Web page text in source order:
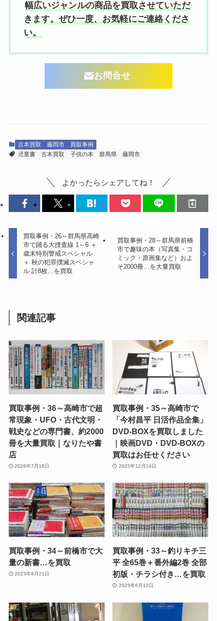
幅広いジャンルの商品を買取させていただ
きます。ぜひ一度、お気軽にご連絡くださ
い。
お問合せ
古本買取 藤岡市
買取事例
児童書
古本買取 子供の本 群馬県 藤岡市
よかったらシェアしてね！
買取事例・26～群馬県高崎
市で踊る大捜査線 1～6 ＋
歳末特別警戒スペシャル
＋ 秋の犯罪撲滅スペシャ
ル 計8枚…を買取
買取事例・28～群馬県前橋
市で趣味の本（写真集・コ
ミック・原画集など）およ
そ2000冊…を大量買取
関連記事
買取事例・36～高崎市で超
常現象・UFO・古代文明・
戦史などの専門書、約2000
冊を大量買取｜なりたや書
店
2026年7月18日
買取事例・35～高崎市で
「今村昌平 日活作品全集」
DVD-BOXを買取しました
｜映画DVD・DVD-BOXの
買取はお任せください
2025年12月14日
買取事例・34～前橋市で大
量の新書…を買取
2025年8月21日
買取事例・33～釣りキチ三
平 全65巻＋番外編2巻 全部
初版・チラシ付き…を買取
2025年6月12日